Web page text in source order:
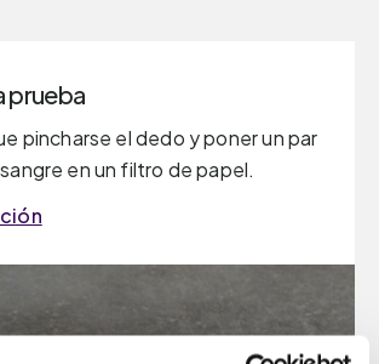
prueba
pincharse el dedo y poner un par
en un filtro de papel.